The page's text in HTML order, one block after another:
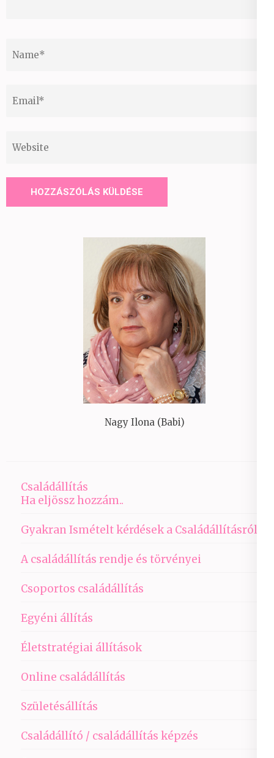
Nagy Ilona (Babi)
Családállítás
Ha eljössz hozzám..
Gyakran Ismételt kérdések a Családállításról
A családállítás rendje és törvényei
Csoportos családállítás
Egyéni állítás
Életstratégiai állítások
Online családállítás
Születésállítás
Családállító / családállítás képzés